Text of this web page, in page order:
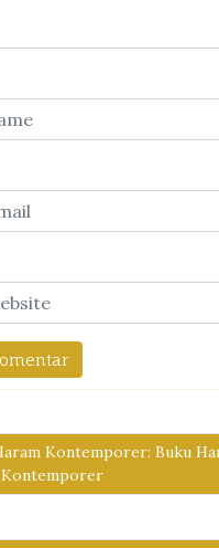
Kontemporer: Buku
Kontemporer